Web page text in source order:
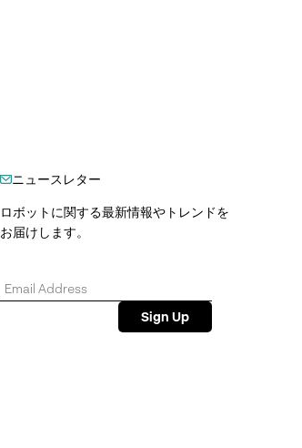
ニュースレター
ロボットに関する最新情報やトレンドを
お届けします。